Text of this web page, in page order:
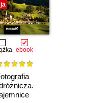
ebook